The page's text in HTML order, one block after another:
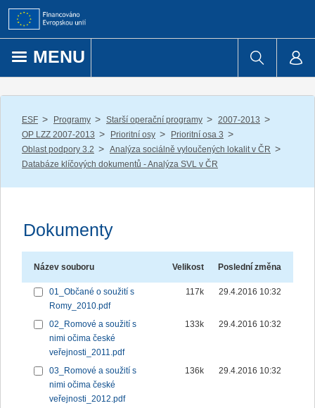
Přejít k obsahu
MENU
ESF / Programy / Starší operační programy / 2007-2013 /
OP LZZ 2007-2013 / Prioritní osy / Prioritní osa 3 /
Oblast podpory 3.2 / Analýza sociálně vyloučených lokalit v ČR /
Databáze klíčových dokumentů - Analýza SVL v ČR
Dokumenty
Název souboru Velikost Poslední změna
01_Občané o soužití s
Romy_2010.pdf
117k 29.4.2016 10:32
02_Romové a soužití s
nimi očima české
veřejnosti_2011.pdf
133k 29.4.2016 10:32
03_Romové a soužití s
nimi očima české
veřejnosti_2012.pdf
136k 29.4.2016 10:32